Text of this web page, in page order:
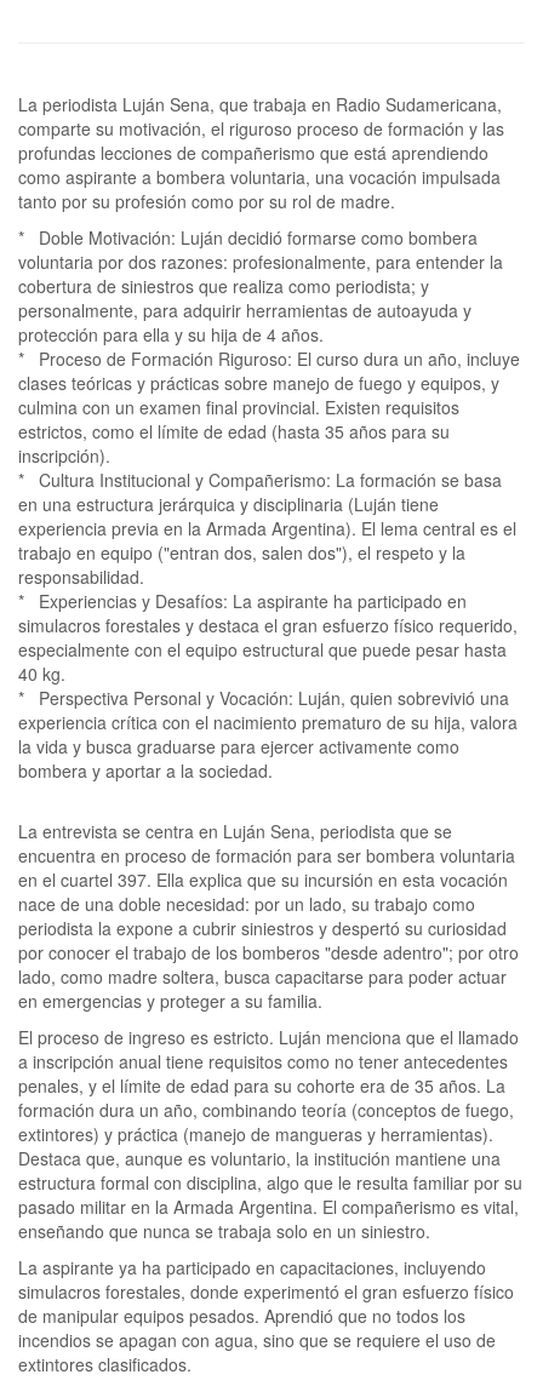
La periodista Luján Sena, que trabaja en Radio Sudamericana,
comparte su motivación, el riguroso proceso de formación y las
profundas lecciones de compañerismo que está aprendiendo
como aspirante a bombera voluntaria, una vocación impulsada
tanto por su profesión como por su rol de madre.
* Doble Motivación: Luján decidió formarse como bombera
voluntaria por dos razones: profesionalmente, para entender la
cobertura de siniestros que realiza como periodista; y
personalmente, para adquirir herramientas de autoayuda y
protección para ella y su hija de 4 años.
* Proceso de Formación Riguroso: El curso dura un año, incluye
clases teóricas y prácticas sobre manejo de fuego y equipos, y
culmina con un examen final provincial. Existen requisitos
estrictos, como el límite de edad (hasta 35 años para su
inscripción).
* Cultura Institucional y Compañerismo: La formación se basa
en una estructura jerárquica y disciplinaria (Luján tiene
experiencia previa en la Armada Argentina). El lema central es el
trabajo en equipo ("entran dos, salen dos"), el respeto y la
responsabilidad.
* Experiencias y Desafíos: La aspirante ha participado en
simulacros forestales y destaca el gran esfuerzo físico requerido,
especialmente con el equipo estructural que puede pesar hasta
40 kg.
* Perspectiva Personal y Vocación: Luján, quien sobrevivió una
experiencia crítica con el nacimiento prematuro de su hija, valora
la vida y busca graduarse para ejercer activamente como
bombera y aportar a la sociedad.
La entrevista se centra en Luján Sena, periodista que se
encuentra en proceso de formación para ser bombera voluntaria
en el cuartel 397. Ella explica que su incursión en esta vocación
nace de una doble necesidad: por un lado, su trabajo como
periodista la expone a cubrir siniestros y despertó su curiosidad
por conocer el trabajo de los bomberos "desde adentro"; por otro
lado, como madre soltera, busca capacitarse para poder actuar
en emergencias y proteger a su familia.
El proceso de ingreso es estricto. Luján menciona que el llamado
a inscripción anual tiene requisitos como no tener antecedentes
penales, y el límite de edad para su cohorte era de 35 años. La
formación dura un año, combinando teoría (conceptos de fuego,
extintores) y práctica (manejo de mangueras y herramientas).
Destaca que, aunque es voluntario, la institución mantiene una
estructura formal con disciplina, algo que le resulta familiar por su
pasado militar en la Armada Argentina. El compañerismo es vital,
enseñando que nunca se trabaja solo en un siniestro.
La aspirante ya ha participado en capacitaciones, incluyendo
simulacros forestales, donde experimentó el gran esfuerzo físico
de manipular equipos pesados. Aprendió que no todos los
incendios se apagan con agua, sino que se requiere el uso de
extintores clasificados.